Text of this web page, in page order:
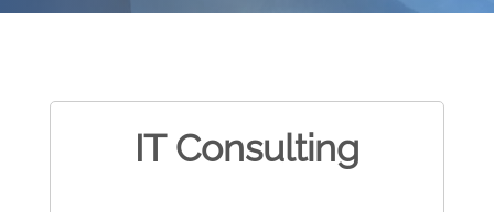
IT Consulting